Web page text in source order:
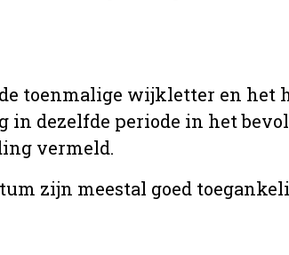
toenmalige wijkletter en het
in dezelfde periode in het
vermeld.
zijn meestal goed